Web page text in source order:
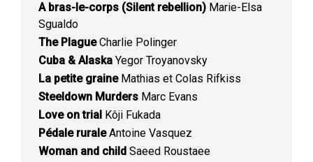
A bras-le-corps (Silent rebellion) Marie-Elsa
Sgualdo
The PlagueCharlie Polinger
Cuba & Alaska Yegor Troyanovsky
La petite graineMathias et Colas Rifkiss
Steeldown Murders Marc Evans
Love on trial Kôji Fukada
Pédale ruraleAntoine Vasquez
Woman and child Saeed Roustaee